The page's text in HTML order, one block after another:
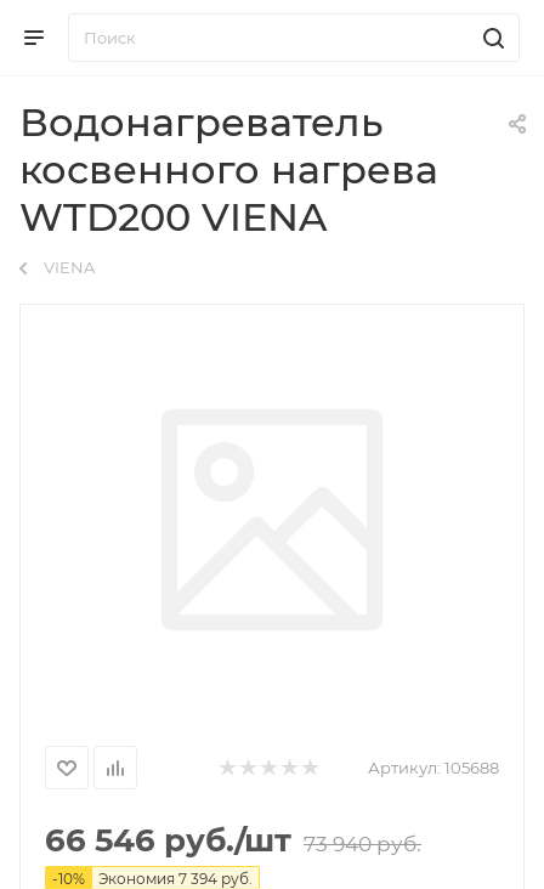
Водонагреватель
косвенного нагрева
WTD200 VIENA
VIENA
Артикул: 105688
66 546 руб./шт 73 940руб.
-10% Экономия 7 394 руб.